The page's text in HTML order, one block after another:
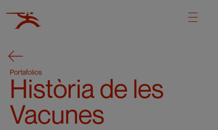
Portafolios
Història de les
Vacunes